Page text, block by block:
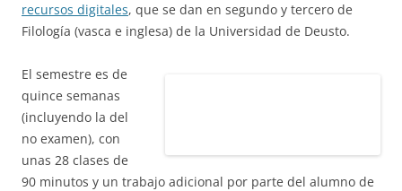
recursos digitales, que se dan en segundo y tercero de
Filología (vasca e inglesa) de la Universidad de Deusto.
El semestre es de
quince semanas
(incluyendo la del
no examen), con
unas 28 clases de
90 minutos y un trabajo adicional por parte del alumno de